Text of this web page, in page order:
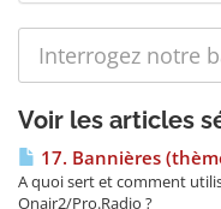
Voir les articles
17. Bannières
A quoi sert et comment
Onair2/Pro.Radio ?